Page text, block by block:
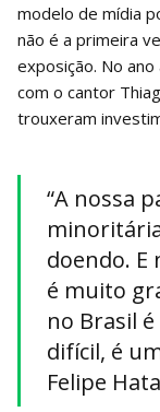
modelo de mídia
não é a primeira
exposição. No
com o cantor
trouxeram
“A nossa
doendo. E
é muito
no Brasil
difícil, é
Felipe